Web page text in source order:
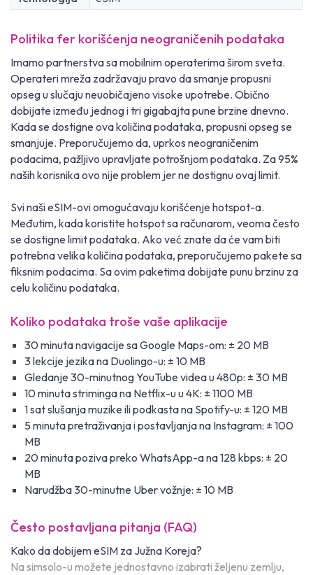
Politika fer korišćenja neograničenih podataka
Imamo partnerstva sa mobilnim operaterima širom sveta.
Operateri mreža zadržavaju pravo da smanje propusni
opseg u slučaju neuobičajeno visoke upotrebe. Obično
dobijate između jednog i tri gigabajta pune brzine dnevno.
Kada se dostigne ova količina podataka, propusni opseg se
smanjuje. Preporučujemo da, uprkos neograničenim
podacima, pažljivo upravljate potrošnjom podataka. Za 95%
naših korisnika ovo nije problem jer ne dostignu ovaj limit.
Svi naši eSIM-ovi omogućavaju korišćenje hotspot-a.
Međutim, kada koristite hotspot sa računarom, veoma često
se dostigne limit podataka. Ako već znate da će vam biti
potrebna velika količina podataka, preporučujemo pakete sa
fiksnim podacima. Sa ovim paketima dobijate punu brzinu za
celu količinu podataka.
Koliko podataka troše vaše aplikacije
30 minuta navigacije sa Google Maps-om: ± 20 MB
3 lekcije jezika na Duolingo-u: ± 10 MB
Gledanje 30-minutnog YouTube videa u 480p: ± 30 MB
10 minuta striminga na Netflix-u u 4K: ± 1100 MB
1 sat slušanja muzike ili podkasta na Spotify-u: ± 120 MB
5 minuta pretraživanja i postavljanja na Instagram: ± 100
MB
20 minuta poziva preko WhatsApp-a na 128 kbps: ± 20
MB
Narudžba 30-minutne Uber vožnje: ± 10 MB
Često postavljana pitanja (FAQ)
Kako da dobijem eSIM za Južna Koreja?
Na simsolo-u možete jednostavno izabrati željenu zemlju,